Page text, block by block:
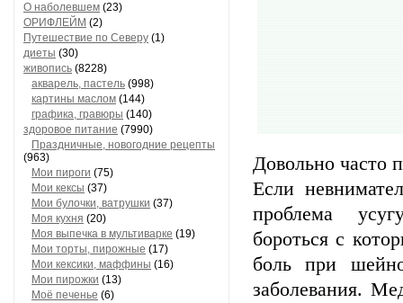
О наболевшем (23)
ОРИФЛЕЙМ (2)
Путешествие по Северу (1)
диеты (30)
живопись (8228)
акварель, пастель (998)
картины маслом (144)
графика, гравюры (140)
здоровое питание (7990)
Праздничные, новогодние рецепты
(963)
Мои пироги (75)
Мои кексы (37)
Мои булочки, ватрушки (37)
Моя кухня (20)
Моя выпечка в мультиварке (19)
Мои торты, пирожные (17)
Мои кексики, маффины (16)
Мои пирожки (13)
Моё печенье (6)
Довольно часто
Если
проблема
бороться с
боль при
заболевания.